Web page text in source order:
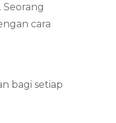
cara
bagi setiap